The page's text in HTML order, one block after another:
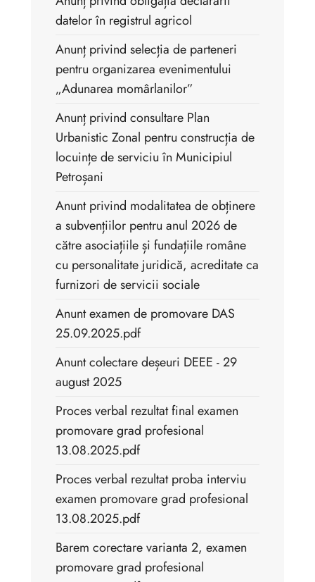
datelor în registrul agricol
Anunț privind selecția de parteneri
pentru organizarea evenimentului
„Adunarea momârlanilor”
Anunț privind consultare Plan
Urbanistic Zonal pentru construcția de
locuințe de serviciu în Municipiul
Petroșani
Anunt privind modalitatea de obținere
a subvențiilor pentru anul 2026 de
către asociațiile și fundațiile române
cu personalitate juridică, acreditate ca
furnizori de servicii sociale
Anunt examen de promovare DAS
25.09.2025.pdf
Anunt colectare deșeuri DEEE - 29
august 2025
Proces verbal rezultat final examen
promovare grad profesional
13.08.2025.pdf
Proces verbal rezultat proba interviu
examen promovare grad profesional
13.08.2025.pdf
Barem corectare varianta 2, examen
promovare grad profesional